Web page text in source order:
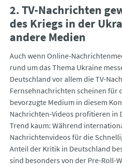
2. TV-Nachrichten
des Kriegs in der
andere Medien
Auch wenn Online-
rund um das Thema Ukraine
Deutschland vor allem die TV-
Fernsehnachrichten scheinen für
bevorzugte Medium in diesem
Nachrichten-Videos profitieren in
Trend kaum: Während
Nachrichtenvideos für die
Anteil der Kritik in Deutschland
sind besonders von der Pre-Roll-